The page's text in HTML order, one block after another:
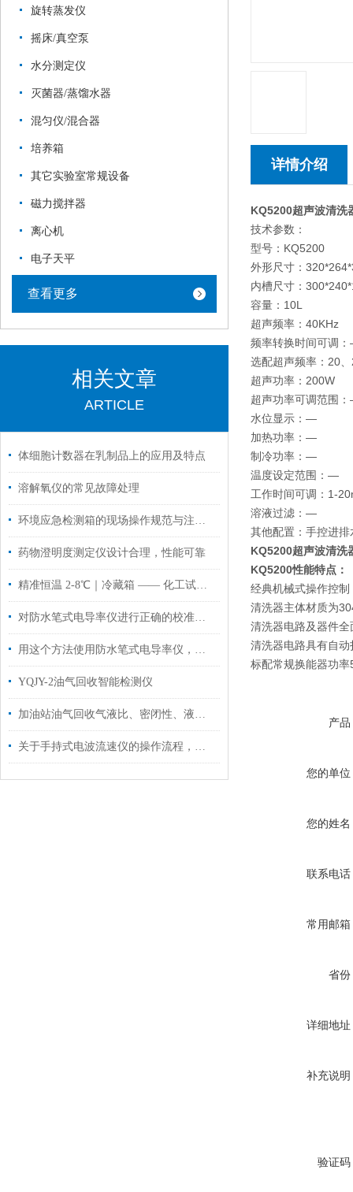
旋转蒸发仪
摇床/真空泵
水分测定仪
灭菌器/蒸馏水器
混匀仪/混合器
培养箱
其它实验室常规设备
磁力搅拌器
离心机
电子天平
查看更多
相关文章
ARTICLE
体细胞计数器在乳制品上的应用及特点
溶解氧仪的常见故障处理
环境应急检测箱的现场操作规范与注意事项
药物澄明度测定仪设计合理，性能可靠
精准恒温 2-8℃｜冷藏箱 —— 化工试剂与样品存储的可靠之选
对防水笔式电导率仪进行正确的校准，可以大大提高工作效率
用这个方法使用防水笔式电导率仪，效果更好哦！
YQJY-2油气回收智能检测仪
加油站油气回收气液比、密闭性、液阻三项检测
关于手持式电波流速仪的操作流程，这里有详细的
详情介绍
KQ5200超声波清洗
技术参数：
型号：KQ5200
外形尺寸：
内槽尺寸：
容量：10L
超声频率：40KHz
频率转换时间可调
选配超声频率：20
超声功率：200W
超声功率可调范围
水位显示：—
加热功率：—
制冷功率：—
温度设定范围：—
工作时间可调：1-
溶液过滤：—
其他配置：手控进
KQ5200超声波清洗
KQ5200性能特点：
经典机械式操作控制
清洗器主体材质为
清洗器电路及器件
清洗器电路具有自动
标配常规换能器功
产品
您的单位
您的姓名
联系电话
常用邮箱
省份
详细地址
补充说明
验证码